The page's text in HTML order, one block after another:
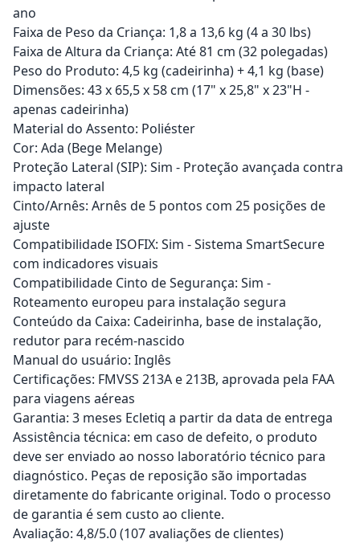
ano
Faixa de Peso da Criança: 1,8 a 13,6 kg (4 a 30 lbs)
Faixa de Altura da Criança: Até 81 cm (32 polegadas)
Peso do Produto: 4,5 kg (cadeirinha) + 4,1 kg (base)
Dimensões: 43 x 65,5 x 58 cm (17" x 25,8" x 23"H -
apenas cadeirinha)
Material do Assento: Poliéster
Cor: Ada (Bege Melange)
Proteção Lateral (SIP): Sim - Proteção avançada contra
impacto lateral
Cinto/Arnês: Arnês de 5 pontos com 25 posições de
ajuste
Compatibilidade ISOFIX: Sim - Sistema SmartSecure
com indicadores visuais
Compatibilidade Cinto de Segurança: Sim -
Roteamento europeu para instalação segura
Conteúdo da Caixa: Cadeirinha, base de instalação,
redutor para recém-nascido
Manual do usuário: Inglês
Certificações: FMVSS 213A e 213B, aprovada pela FAA
para viagens aéreas
Garantia: 3 meses Ecletiq a partir da data de entrega
Assistência técnica: em caso de defeito, o produto
deve ser enviado ao nosso laboratório técnico para
diagnóstico. Peças de reposição são importadas
diretamente do fabricante original. Todo o processo
de garantia é sem custo ao cliente.
Avaliação: 4,8/5.0 (107 avaliações de clientes)